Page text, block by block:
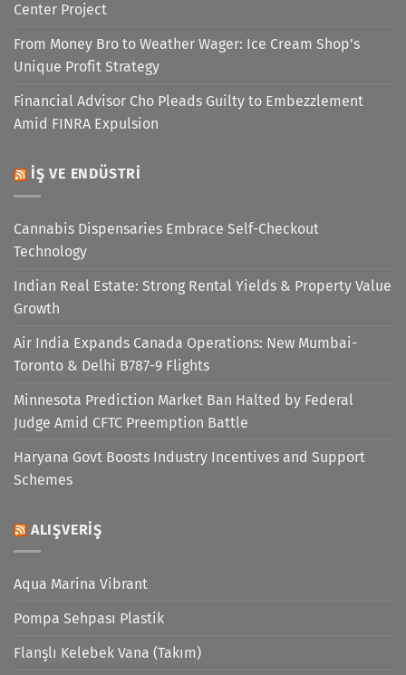
Center Project
From Money Bro to Weather Wager: Ice Cream Shop’s
Unique Profit Strategy
Financial Advisor Cho Pleads Guilty to Embezzlement
Amid FINRA Expulsion
İŞ VE ENDÜSTRI
Cannabis Dispensaries Embrace Self-Checkout
Technology
Indian Real Estate: Strong Rental Yields & Property Value
Growth
Air India Expands Canada Operations: New Mumbai-
Toronto & Delhi B787-9 Flights
Minnesota Prediction Market Ban Halted by Federal
Judge Amid CFTC Preemption Battle
Haryana Govt Boosts Industry Incentives and Support
Schemes
ALIŞVERIŞ
Aqua Marina Vibrant
Pompa Sehpası Plastik
Flanşlı Kelebek Vana (Takım)